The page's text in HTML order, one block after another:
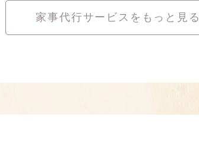
家事代行サービスをもっと見る